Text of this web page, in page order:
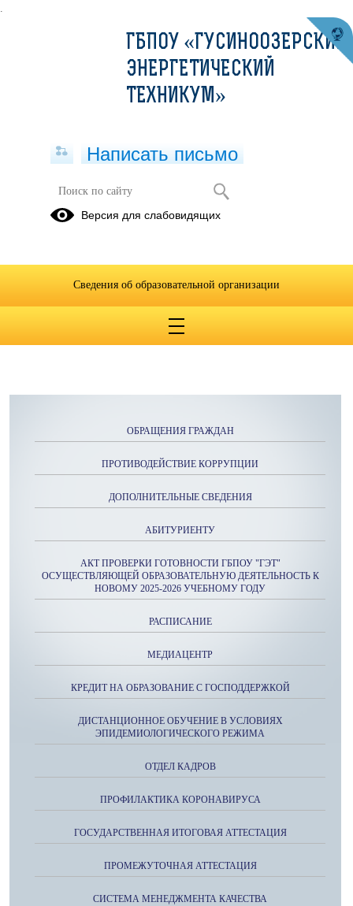
.
Техническая механика
гр. 312,332,322 тех.механика (тесты).docx
ОБРАЩЕНИЯ ГРАЖДАН
ПРОТИВОДЕЙСТВИЕ КОРРУПЦИИ
ДОПОЛНИТЕЛЬНЫЕ СВЕДЕНИЯ
АБИТУРИЕНТУ
АКТ ПРОВЕРКИ ГОТОВНОСТИ ГБПОУ "ГЭТ"
ОСУЩЕСТВЛЯЮЩЕЙ ОБРАЗОВАТЕЛЬНУЮ ДЕЯТЕЛЬНОСТЬ К
НОВОМУ 2025-2026 УЧЕБНОМУ ГОДУ
РАСПИСАНИЕ
МЕДИАЦЕНТР
КРЕДИТ НА ОБРАЗОВАНИЕ С ГОСПОДДЕРЖКОЙ
ДИСТАНЦИОННОЕ ОБУЧЕНИЕ В УСЛОВИЯХ
ЭПИДЕМИОЛОГИЧЕСКОГО РЕЖИМА
ОТДЕЛ КАДРОВ
ПРОФИЛАКТИКА КОРОНАВИРУСА
ГОСУДАРСТВЕННАЯ ИТОГОВАЯ АТТЕСТАЦИЯ
ПРОМЕЖУТОЧНАЯ АТТЕСТАЦИЯ
СИСТЕМА МЕНЕДЖМЕНТА КАЧЕСТВА
ГБПОУ «ГУСИНООЗЕРСКИЙ
ЭНЕРГЕТИЧЕСКИЙ
ТЕХНИКУМ»
Написать письмо
Версия для слабовидящих
Сведения об образовательной организации